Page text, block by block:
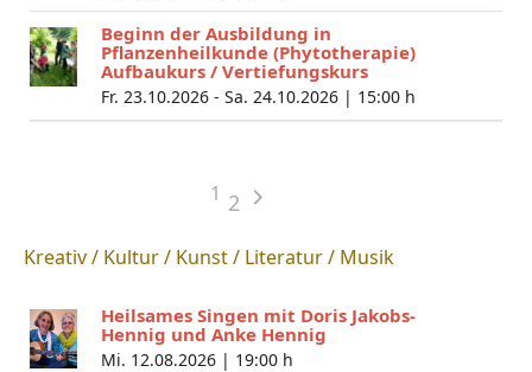
Beginn der Ausbildung in
Pflanzenheilkunde (Phytotherapie)
Aufbaukurs / Vertiefungskurs
Fr. 23.10.2026 - Sa. 24.10.2026 | 15:00 h
1 2
Kreativ / Kultur / Kunst / Literatur / Musik
Heilsames Singen mit Doris Jakobs-
Hennig und Anke Hennig
Mi. 12.08.2026 | 19:00 h